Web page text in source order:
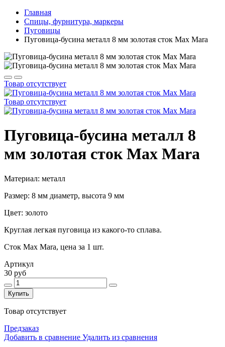
Главная
Спицы, фурнитура, маркеры
Пуговицы
Пуговица-бусина металл 8 мм золотая cток Max Mara
Товар отсутствует
Товар отсутствует
Пуговица-бусина металл 8
мм золотая cток Max Mara
Материал: металл
Размер: 8 мм диаметр, высота 9 мм
Цвет: золото
Круглая легкая пуговица из какого-то сплава.
Сток Max Mara, цена за 1 шт.
Артикул
30 руб
Купить
Товар отсутствует
Предзаказ
Добавить в сравнение Удалить из сравнения